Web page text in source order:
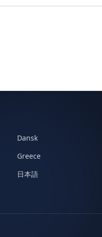
Dansk
Greece
日本語